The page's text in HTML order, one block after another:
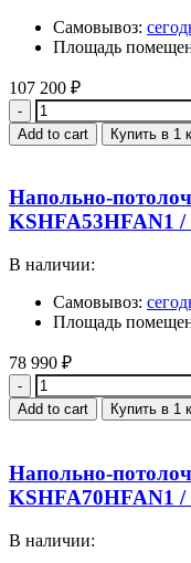
Самовывоз:
Площадь
107 200 ₽
Quantity
Add to cart Купить в 1
Напольно-
KSHFA53HFAN1
В наличии:
Самовывоз:
Площадь
78 990 ₽
Quantity
Add to cart Купить в 1
Напольно-
KSHFA70HFAN1
В наличии: